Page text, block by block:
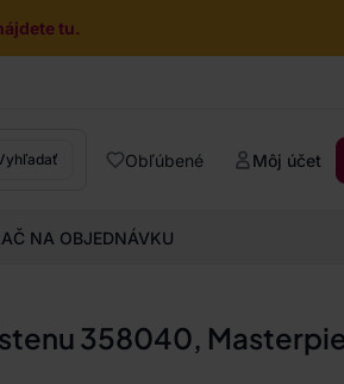
tu.
Obľúbené Môj účet
NA OBJEDNÁVKU
358040,